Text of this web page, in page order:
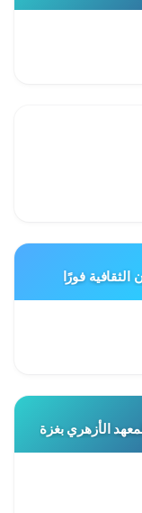
فورًا
الأزهري بغزة